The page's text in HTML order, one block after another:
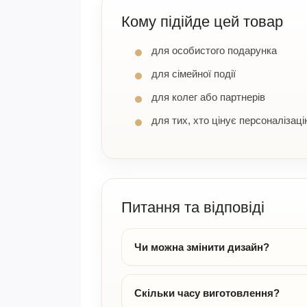
Кому підійде цей товар
для особистого подарунка
для сімейної події
для колег або партнерів
для тих, хто цінує
Питання та відповіді
Чи можна змінити дизайн?
Скільки часу виготовлення?